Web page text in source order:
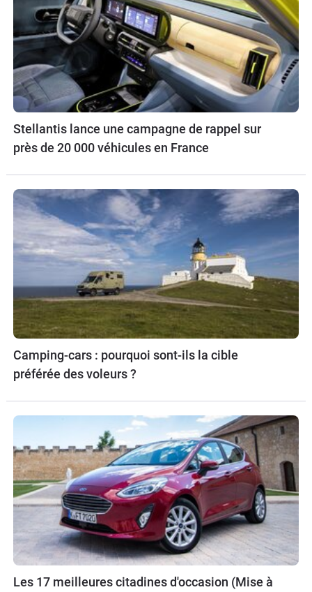
Stellantis lance une campagne de rappel sur
près de 20 000 véhicules en France
Camping-cars : pourquoi sont-ils la cible
préférée des voleurs ?
Les 17 meilleures citadines d'occasion (Mise à